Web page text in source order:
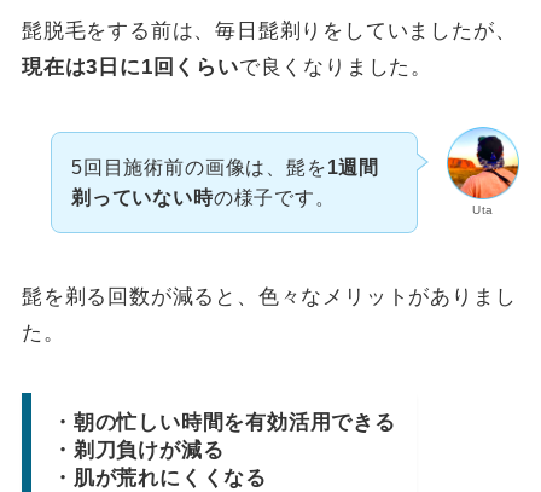
髭脱毛をする前は、毎日髭剃りをしていましたが、
現在は3日に1回くらいで良くなりました。
Uta
5回目施術前の画像は、髭を1週間
剃っていない時の様子です。
髭を剃る回数が減ると、色々なメリットがありまし
た。
・朝の忙しい時間を有効活用できる
・剃刀負けが減る
・肌が荒れにくくなる